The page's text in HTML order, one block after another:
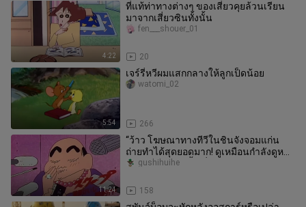
4:22
ที่แท้ท่าทางต่างๆ ของเสี่ยวคุยล้วนเรียน
มาจากเสี่ยวซินทั้งนั้น
20
fen___shouer_01
5:54
เจร์รี่หวีผมแสกกลางให้ลูกเป็ดน้อย
266
watomi_02
11:24
“ว้าว โฆษณาทางทีวีในชินจังจอมแก่น
ถ่ายทำได้สุดยอดมาก! ดูเหมือนกำลังดูหนัง
ฟอร์มยักษ์เลย เนื้อเรื่องสนุ
158
gushihuihe